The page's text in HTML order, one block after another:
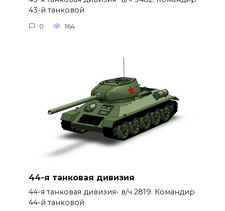
43-й танковой
0 164
44-я танковая дивизия
44-я танковая дивизия- в/ч 2819. Командир
44-й танковой